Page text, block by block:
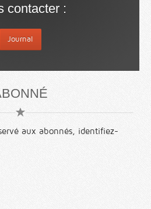
contacter :
Journal
aux abonnés, identifiez-